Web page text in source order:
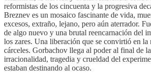
reformistas de los cincuenta y la progresiva
Breznev es un mosaico fascinante de vida,
excesos, extraño, lejano, pero aún aterrador.
de algo nuevo y una brutal reencarnación del
los zares. Una liberación que se convirtió en la
cárceles. Gorbachov llega al poder al final de
irracionalidad, tragedia y crueldad del
estaban destinando al ocaso.